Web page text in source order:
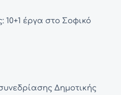
10+1 έργα στο Σοφικό
Δημοτικής